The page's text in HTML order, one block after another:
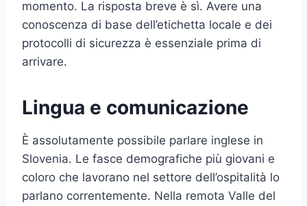
momento. La risposta breve è sì. Avere una
conoscenza di base dell’etichetta locale e dei
protocolli di sicurezza è essenziale prima di
arrivare.
Lingua e comunicazione
È assolutamente possibile parlare inglese in
Slovenia. Le fasce demografiche più giovani e
coloro che lavorano nel settore dell’ospitalità lo
parlano correntemente. Nella remota Valle del